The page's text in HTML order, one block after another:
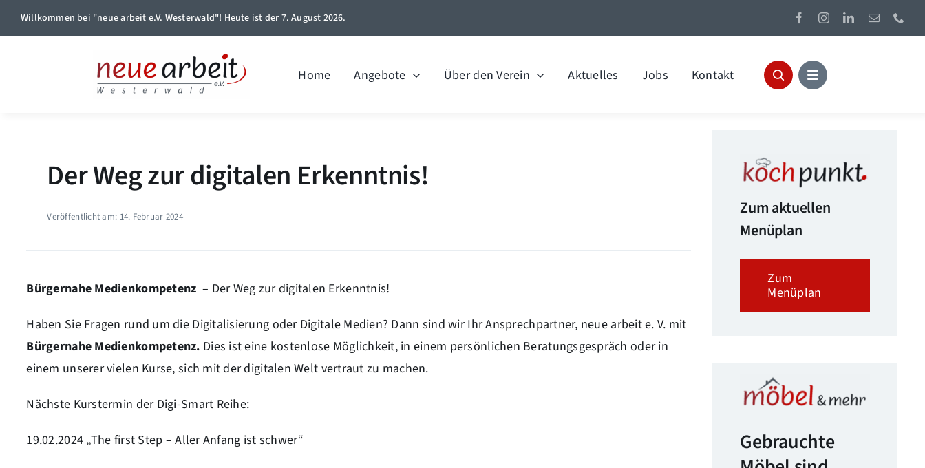
Skip
to
Willkommen bei "neue arbeit e.V. Westerwald"! Heute ist der 7. August 2026.
Home Angebote Über den Verein Aktuelles Jobs Kontakt
Der Weg zur digitalen Erkenntnis!
Veröffentlicht am: 14. Februar 2024
Bürgernahe Medienkompetenz – Der Weg zur digitalen Erkenntnis!
Haben Sie Fragen rund um die Digitalisierung oder Digitale Medien? Dann sind wir Ihr Ansprechpartner, neue arbeit e. V. mit
Bürgernahe Medienkompetenz. Dies ist eine kostenlose Möglichkeit, in einem persönlichen Beratungsgespräch oder in
einem unserer vielen Kurse, sich mit der digitalen Welt vertraut zu machen.
Nächste Kurstermin der Digi-Smart Reihe:
19.02.2024 „The first Step – Aller Anfang ist schwer“
Zum aktuellen
Menüplan
Zum
Menüplan
Gebrauchte